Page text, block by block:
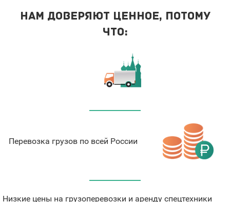
Нам доверяют ценное, потому
что:
Перевозка грузов по всей России
Низкие цены на грузоперевозки и аренду спецтехники